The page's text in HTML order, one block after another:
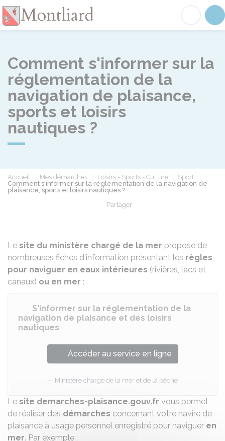
Comment s'informer sur la
réglementation de la
navigation de plaisance,
sports et loisirs
nautiques ?
Accueil Mes démarches Loisirs - Sports - Culture
Sport
Comment s'informer sur la réglementation de la navigation de
plaisance, sports et loisirs nautiques ?
Partager
Le site du ministère chargé de la mer propose de
nombreuses fiches d'information présentant les règles
pour naviguer en eaux intérieures (rivières, lacs et
canaux) ou en mer :
S'informer sur la réglementation de la
navigation de plaisance et des loisirs
nautiques
Accéder au service en ligne
Ministère chargé de la mer et de la pêche
Le site demarches-plaisance.gouv.fr vous permet
de réaliser des démarches concernant votre navire de
plaisance à usage personnel enregistré pour naviguer en
mer. Par exemple :